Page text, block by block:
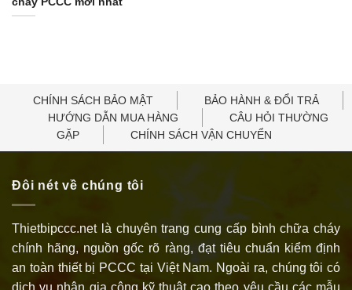
CHÍNH SÁCH BẢO MẬT
BẢO HÀNH & ĐỔI TRẢ
HƯỚNG DẪN MUA HÀNG
CÂU HỎI THƯỜNG
GẶP
CHÍNH SÁCH VẬN CHUYỂN
Đôi nét về chúng tôi
Thietbipccc.net là chuyên trang cung cấp bình chữa cháy
chính hãng, nguồn gốc rõ ràng, đạt tiêu chuẩn kiểm định
an toàn thiết bị PCCC tại Việt Nam. Ngoài ra, chúng tôi có
dịch vụ nhận gia công kỹ thuật cao theo yêu cầu các mẫu